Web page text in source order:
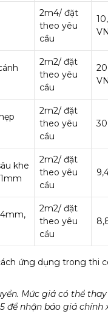
2m4/ đặt
theo yêu
cầu
2m2/ đặt
theo yêu
cầu
2m2/ đặt
theo yêu
cầu
khe
2m2/ đặt
theo yêu
cầu
2m2/ đặt
theo yêu
cầu
ứng dụng trong thi
Mức giá có thể
để nhận báo giá chính